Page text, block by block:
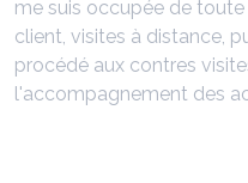
me suis occupée de
client, visites à distance,
procédé aux contres
l'accompagnement des